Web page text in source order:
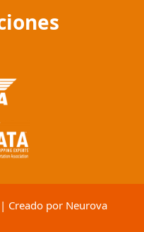
Creado por Neurova